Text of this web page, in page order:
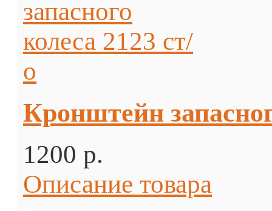
Кронштейн
1200 p.
Описание товара